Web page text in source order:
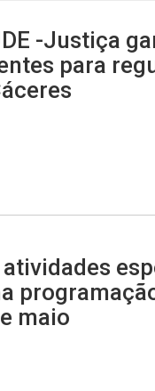
-Justiça
para
maio